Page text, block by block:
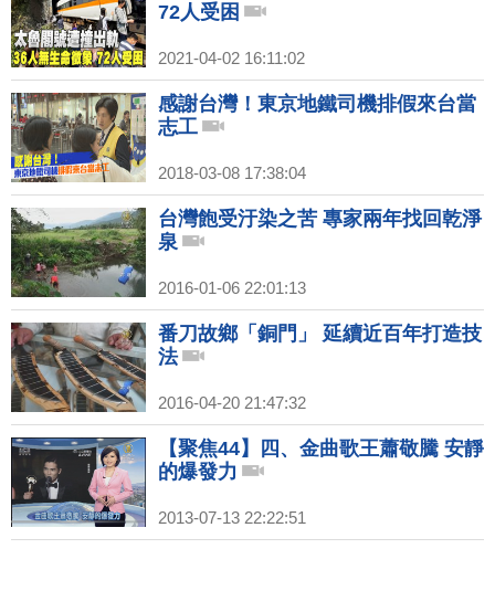
72人受困
2021-04-02 16:11:02
感謝台灣！東京地鐵司機排假來台當
志工
2018-03-08 17:38:04
台灣飽受汙染之苦 專家兩年找回乾淨
泉
2016-01-06 22:01:13
番刀故鄉「銅門」 延續近百年打造技
法
2016-04-20 21:47:32
【聚焦44】四、金曲歌王蕭敬騰 安靜
的爆發力
2013-07-13 22:22:51